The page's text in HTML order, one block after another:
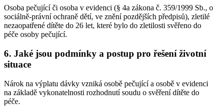
Osoba pečující či osoba v evidenci (§ 4a zákona č. 359/1999 Sb., o
sociálně-právní ochraně dětí, ve znění pozdějších předpisů), zletilé
nezaopatřené dítěte do 26 let, které bylo do zletilosti svěřeno do
péče osoby pečující.
6. Jaké jsou podmínky a postup pro řešení životní
situace
Nárok na výplatu dávky vzniká osobě pečující a osobě v evidenci
na základě vykonatelnosti rozhodnutí soudu o svěření dítěte do
péče.